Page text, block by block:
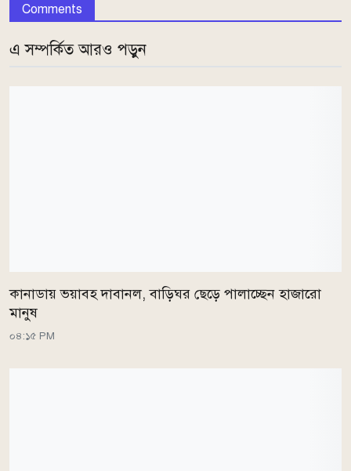
Comments
এ সম্পর্কিত আরও পড়ুন
কানাডায় ভয়াবহ দাবানল, বাড়িঘর ছেড়ে পালাচ্ছেন হাজারো
মানুষ
০৪:১৫ PM